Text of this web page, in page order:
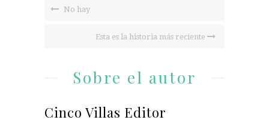
No hay
Esta es la historia más reciente
Sobre el autor
Cinco Villas Editor